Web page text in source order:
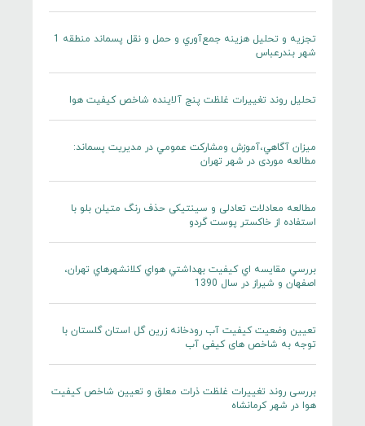
تجزيه و تحليل هزينه جمع‌آوري و حمل و نقل پسماند منطقه 1
شهر بندرعباس
تحليل روند تغييرات غلظت پنج آلاينده شاخص كيفيت هوا
ميزان آگاهي،آموزش ومشاركت عمومي در مديريت پسماند:
مطالعه موردی در شهر تهران
مطالعه معادلات تعادلی و سینتیکی حذف رنگ متیلن بلو با
استفاده از خاکستر پوست گردو
بررسي مقايسه اي كيفيت بهداشتي هواي كلانشهرهاي تهران،
اصفهان و شيراز در سال 1390
تعیین وضعیت کیفیت آب رودخانه زرین گل استان گلستان با
توجه به شاخص های کیفی آب
بررسی روند تغییرات غلظت ذرات معلق و تعیین شاخص کیفیت
هوا در شهر کرمانشاه